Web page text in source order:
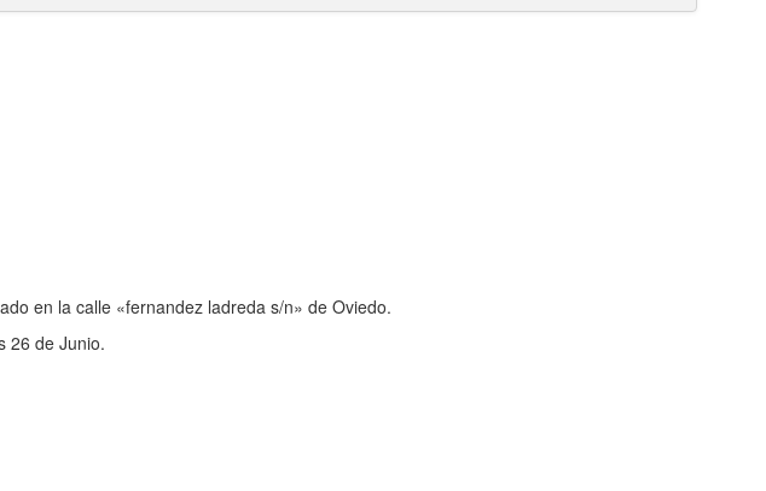
en la calle «fernandez ladreda s/n» de Oviedo.
26 de Junio.